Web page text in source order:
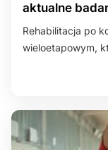
aktualne
Rehabilitacja po
wieloetapowym,